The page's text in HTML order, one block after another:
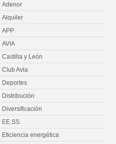
Adenor
Alquiler
APP
AVIA
Castilla y León
Club Avia
Deportes
Distribución
Diversificación
EE.SS.
Eficiencia energética